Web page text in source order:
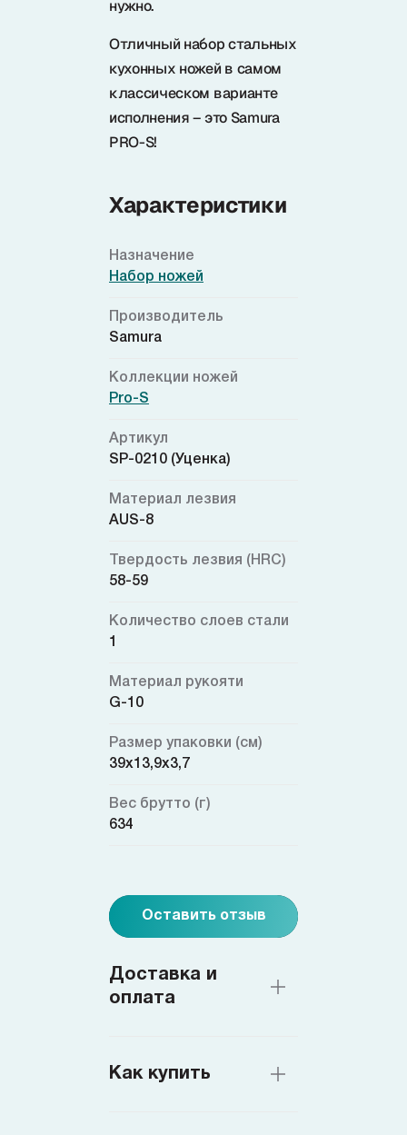
нужно.
Отличный набор стальных
кухонных ножей в самом
классическом варианте
исполнения – это Samura
PRO-S!
Характеристики
Назначение
Набор ножей
Производитель
Samura
Коллекции ножей
Pro-S
Артикул
SP-0210 (Уценка)
Материал лезвия
AUS-8
Твердость лезвия (HRC)
58-59
Количество слоев стали
1
Материал рукояти
G-10
Размер упаковки (см)
39x13,9x3,7
Вес брутто (г)
634
Оставить отзыв
Доставка и
оплата
Как купить